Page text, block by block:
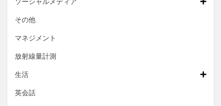
その他
マネジメント
放射線量計測
生活
英会話